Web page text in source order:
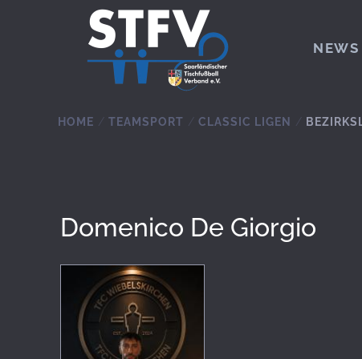
Zum Hauptinhalt springen
NEWS
HOME TEAMSPORT CLASSIC LIGEN
Domenico De Giorgio